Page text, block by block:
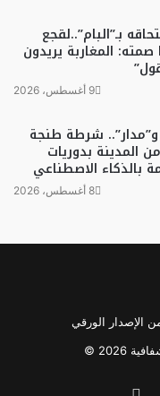
بـ”البام”..لقجع
المغاربة يريدون
9 أغسطس، 2026
و”مدار”.. شرطة طنجة
المدينة بدوريات
بالذكاء الاصطناعي
8 أغسطس، 2026
2026 ©